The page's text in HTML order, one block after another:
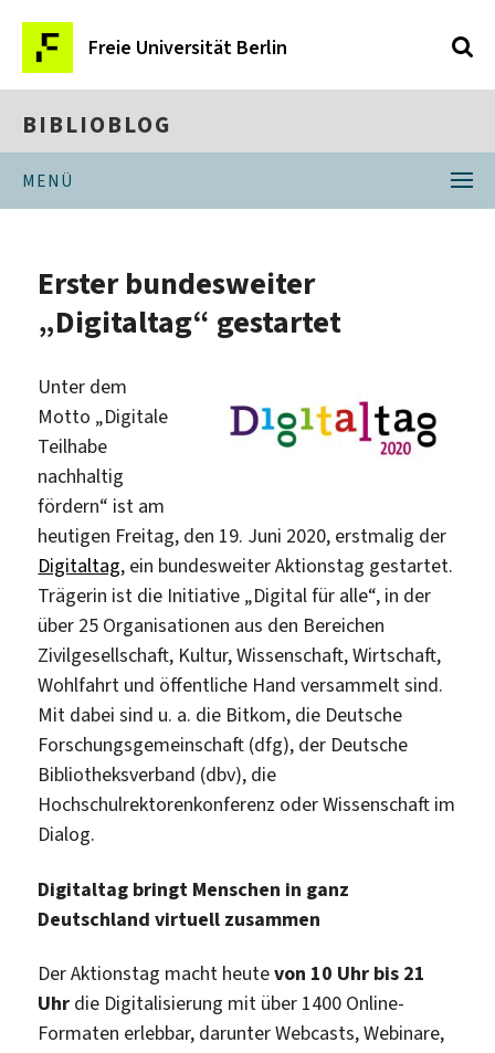
Freie Universität Berlin
BIBLIOBLOG
MENÜ
Erster bundesweiter
„Digitaltag“ gestartet
Unter dem
Motto „Digitale
Teilhabe
nachhaltig
fördern“ ist am
heutigen Freitag, den 19. Juni 2020, erstmalig der
Digitaltag, ein bundesweiter Aktionstag gestartet.
Trägerin ist die Initiative „Digital für alle“, in der
über 25 Organisationen aus den Bereichen
Zivilgesellschaft, Kultur, Wissenschaft, Wirtschaft,
Wohlfahrt und öffentliche Hand versammelt sind.
Mit dabei sind u. a. die Bitkom, die Deutsche
Forschungsgemeinschaft (dfg), der Deutsche
Bibliotheksverband (dbv), die
Hochschulrektorenkonferenz oder Wissenschaft im
Dialog.
Digitaltag bringt Menschen in ganz
Deutschland virtuell zusammen
Der Aktionstag macht heutevon 10 Uhr bis 21
Uhr die Digitalisierung mit über 1400 Online-
Formaten erlebbar, darunter Webcasts, Webinare,